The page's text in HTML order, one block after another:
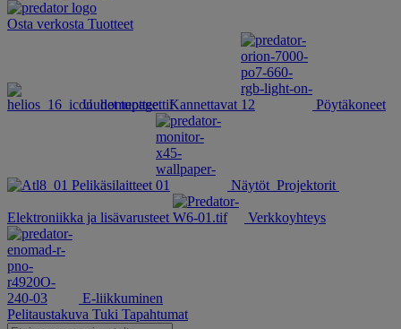
Osta verkosta Tuotteet
Uudet tuotteet Kannettavat Pöytäkoneet
Pelikäsilaitteet Näytöt Projektorit
Elektroniikka ja lisävarusteet Verkkoyhteys
E-liikkuminen
Pelitaustakuva Tuki Tapahtumat